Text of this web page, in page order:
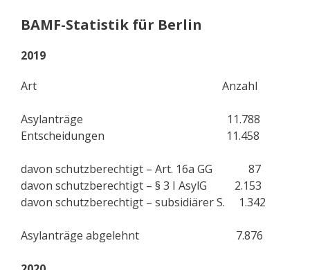
BAMF-Statistik für Berlin
2019
Art Anzahl
Asylanträge 11.788
Entscheidungen 11.458
davon schutzberechtigt – Art. 16a GG 87
davon schutzberechtigt – § 3 I AsylG 2.153
davon schutzberechtigt – subsidiärer S. 1.342
Asylanträge abgelehnt 7.876